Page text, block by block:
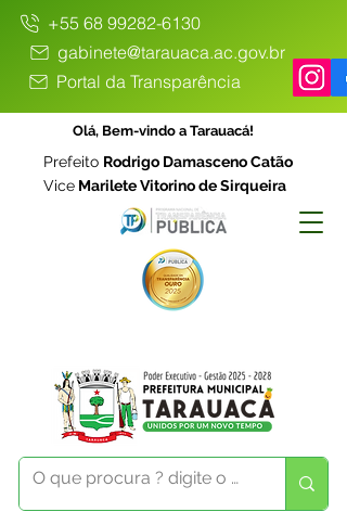
+55 68 99282-6130
gabinete@tarauaca.ac.gov.br
Portal da Transparência
Olá, Bem-vindo a Tarauacá!
Prefeito Rodrigo Damasceno Catão
Vice Marilete Vitorino de Sirqueira